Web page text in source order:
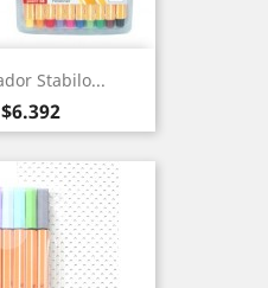
Stabilo...
Precio
$6.392